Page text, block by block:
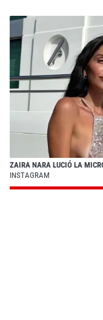
ZAIRA NARA LUCIÓ LA
INSTAGRAM